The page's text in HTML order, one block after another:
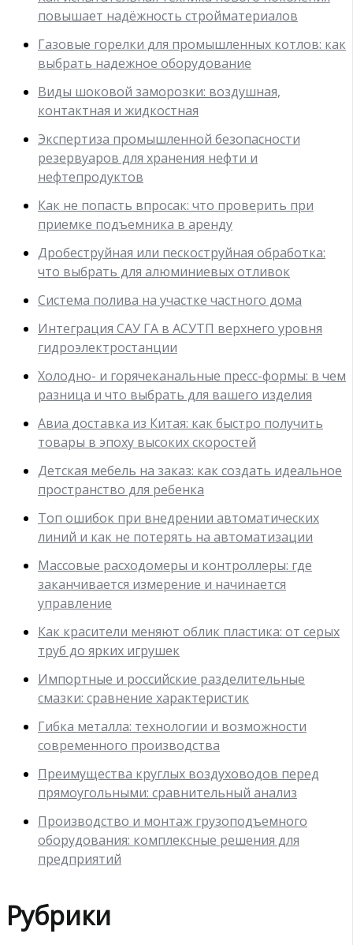
повышает надёжность стройматериалов
Газовые горелки для промышленных котлов: как
выбрать надежное оборудование
Виды шоковой заморозки: воздушная,
контактная и жидкостная
Экспертиза промышленной безопасности
резервуаров для хранения нефти и
нефтепродуктов
Как не попасть впросак: что проверить при
приемке подъемника в аренду
Дробеструйная или пескоструйная обработка:
что выбрать для алюминиевых отливок
Система полива на участке частного дома
Интеграция САУ ГА в АСУТП верхнего уровня
гидроэлектростанции
Холодно- и горячеканальные пресс-формы: в чем
разница и что выбрать для вашего изделия
Авиа доставка из Китая: как быстро получить
товары в эпоху высоких скоростей
Детская мебель на заказ: как создать идеальное
пространство для ребенка
Топ ошибок при внедрении автоматических
линий и как не потерять на автоматизации
Массовые расходомеры и контроллеры: где
заканчивается измерение и начинается
управление
Как красители меняют облик пластика: от серых
труб до ярких игрушек
Импортные и российские разделительные
смазки: сравнение характеристик
Гибка металла: технологии и возможности
современного производства
Преимущества круглых воздуховодов перед
прямоугольными: сравнительный анализ
Производство и монтаж грузоподъемного
оборудования: комплексные решения для
предприятий
Рубрики